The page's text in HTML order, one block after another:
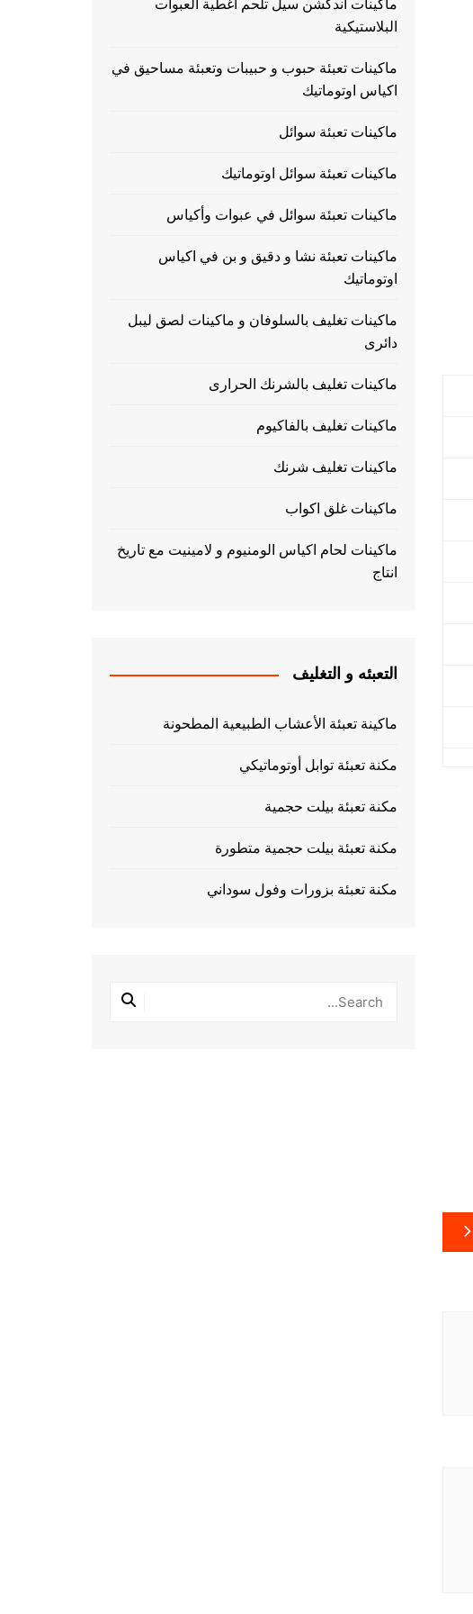
ماكينات اندكشن سيل تلحم اغطية العبوات
البلاستيكية
ماكينات تعبئة حبوب و حبيبات وتعبئة مساحيق في
اكياس اوتوماتيك
ماكينات تعبئة سوائل
ماكينات تعبئة سوائل اوتوماتيك
ماكينات تعبئة سوائل في عبوات وأكياس
ماكينات تعبئة نشا و دقيق و بن في اكياس
اوتوماتيك
ماكينات تغليف بالسلوفان و ماكينات لصق ليبل
دائرى
ماكينات تغليف بالشرنك الحرارى
ماكينات تغليف بالفاكيوم
ماكينات تغليف شرنك
ماكينات غلق اكواب
ماكينات لحام اكياس الومنيوم و لامينيت مع تاريخ
انتاج
التعبئه و التغليف
ماكينة تعبئة الأعشاب الطبيعية المطحونة
مكنة تعبئة توابل أوتوماتيكي
مكنة تعبئة بيلت حجمية
مكنة تعبئة بيلت حجمية متطورة
مكنة تعبئة بزورات وفول سوداني